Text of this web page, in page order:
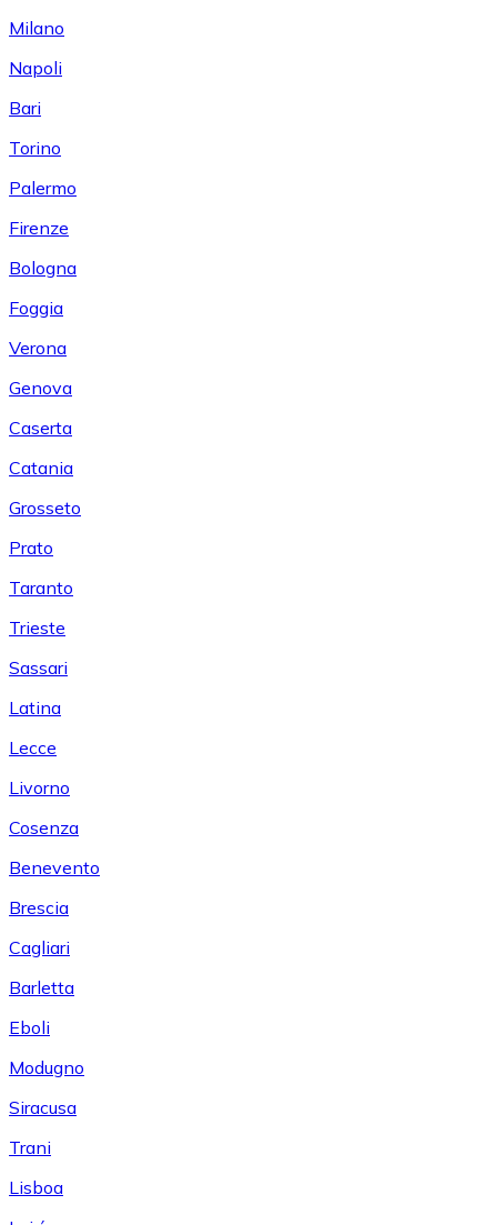
Milano
Napoli
Bari
Torino
Palermo
Firenze
Bologna
Foggia
Verona
Genova
Caserta
Catania
Grosseto
Prato
Taranto
Trieste
Sassari
Latina
Lecce
Livorno
Cosenza
Benevento
Brescia
Cagliari
Barletta
Eboli
Modugno
Siracusa
Trani
Lisboa